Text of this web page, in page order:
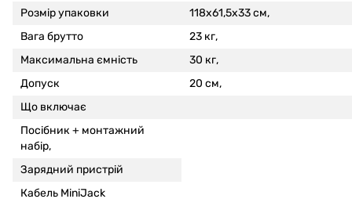
Розмір упаковки
118x61,5x33 см,
Вага брутто
23 кг,
Максимальна ємність
30 кг,
Допуск
20 см,
Що включає
Посібник + монтажний
набір,
Зарядний пристрій
Кабель MiniJack